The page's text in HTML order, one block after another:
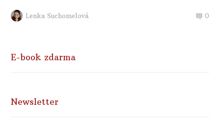
Lenka Suchomelová 0
E-book zdarma
Newsletter